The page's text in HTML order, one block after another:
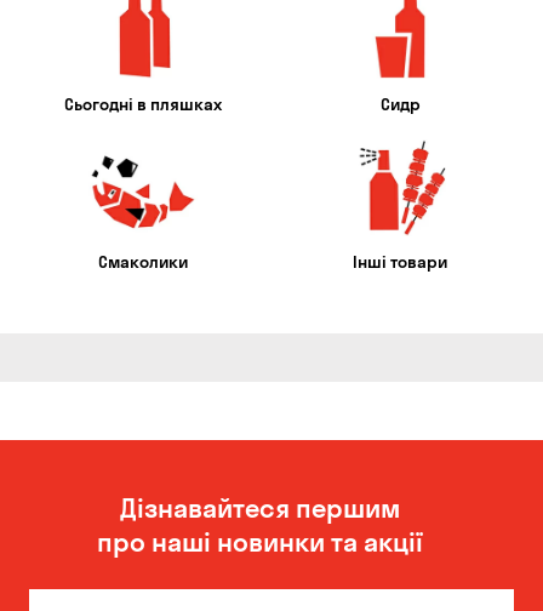
Сьогодні в пляшках Сидр
Смаколики Інші товари
Дізнавайтеся першим
про наші новинки та акції